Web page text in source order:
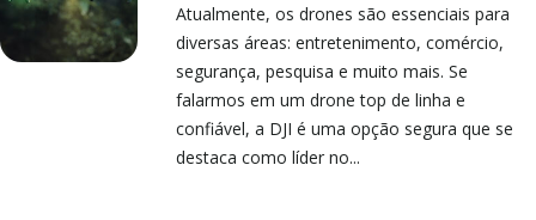
Atualmente, os drones são essenciais para
diversas áreas: entretenimento, comércio,
segurança, pesquisa e muito mais. Se
falarmos em um drone top de linha e
confiável, a DJI é uma opção segura que se
destaca como líder no...